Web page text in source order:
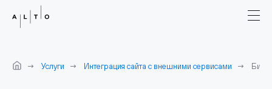
Услуги Интеграция сайта с внешними сервисами